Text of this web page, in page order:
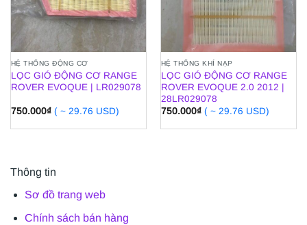
HỆ THỐNG ĐỘNG CƠ
LỌC GIÓ ĐỘNG CƠ RANGE
ROVER EVOQUE | LR029078
750.000₫ ( ~ 29.76 USD)
HỆ THỐNG KHÍ NẠP
LỌC GIÓ ĐỘNG CƠ RANGE
ROVER EVOQUE 2.0 2012 |
28LR029078
750.000₫ ( ~ 29.76 USD)
Thông tin
Sơ đồ trang web
Chính sách bán hàng